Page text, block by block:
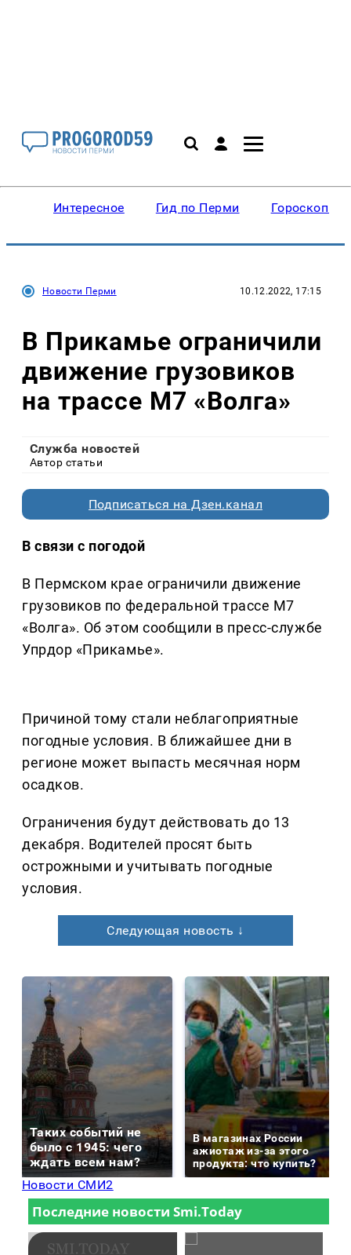
Интересное Гид по Перми Гороскопы
Новости Перми 10.12.2022, 17:15
В Прикамье ограничили
движение грузовиков
на трассе М7 «Волга»
Служба новостей
Автор статьи
Подписаться на Дзен.канал
В связи с погодой
В Пермском крае ограничили движение
грузовиков по федеральной трассе М7
«Волга». Об этом сообщили в пресс-службе
Упрдор «Прикамье».
Причиной тому стали неблагоприятные
погодные условия. В ближайшее дни в
регионе может выпасть месячная норм
осадков.
Ограничения будут действовать до 13
декабря. Водителей просят быть
острожными и учитывать погодные
условия.
Следующая новость ↓
Таких событий не
было с 1945: чего
ждать всем нам?
В магазинах России
ажиотаж из-за этого
продукта: что купить?
Новости СМИ2